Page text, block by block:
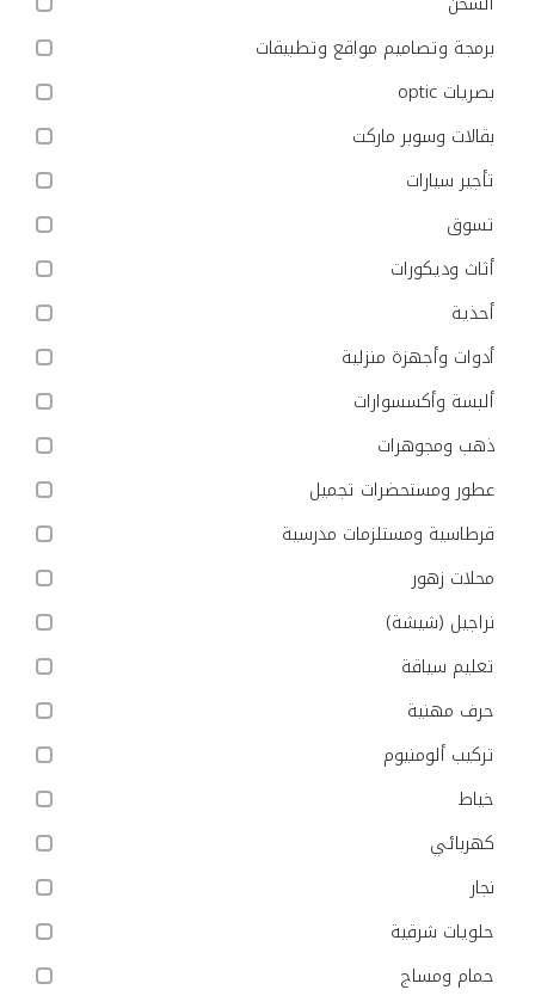
برمجة وتصاميم مواقع وتطبيقات
بصريات optic
بقالات وسوبر ماركت
تأجير سيارات
تسوق
أثاث وديكورات
أحذية
أدوات وأجهزة منزلية
ألبسة وأكسسوارات
ذهب ومجوهرات
عطور ومستحضرات تجميل
قرطاسية ومستلزمات مدرسية
محلات زهور
نراجيل (شيشة)
تعليم سياقة
حرف مهنية
تركيب ألومنيوم
خياط
كهربائي
نجار
حلويات شرقية
حمام ومساج